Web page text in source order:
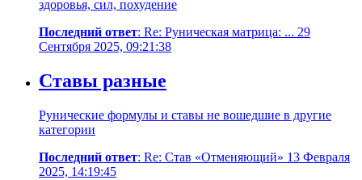
здоровья, сил, похудение
Последний ответ: Re: Руническая матрица: ... 29
Сентября 2025, 09:21:38
Ставы разные
Рунические формулы и ставы не вошедшие в другие
категории
Последний ответ: Re: Став «Отменяющий» 13 Февраля
2025, 14:19:45